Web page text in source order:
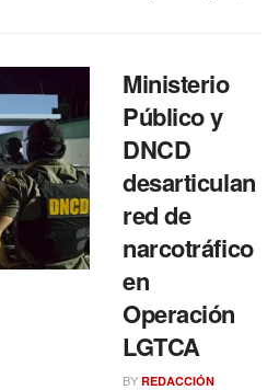
Ministerio
Público y
DNCD
desarticulan
red de
narcotráfico
en
Operación
LGTCA
BY REDACCIÓN